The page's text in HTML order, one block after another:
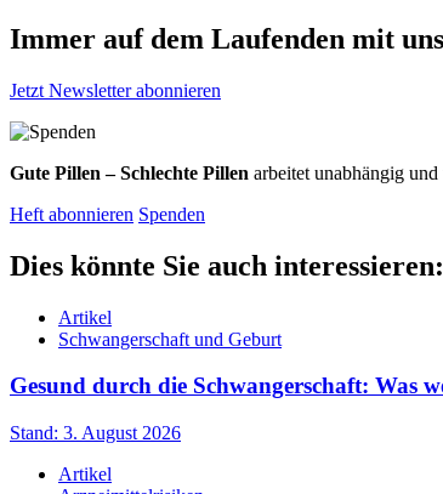
Immer auf dem Laufenden mit
Jetzt Newsletter abonnieren
Gute Pillen – Schlechte Pillen arbeitet unabhängig
Heft abonnieren Spenden
Dies könnte Sie auch interessieren:
Artikel
Schwangerschaft und Geburt
Gesund durch die Schwangerschaft: Was
Stand: 3. August 2026
Artikel